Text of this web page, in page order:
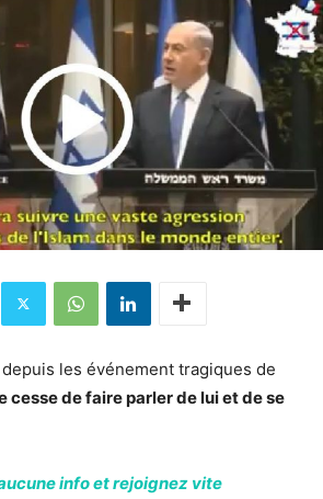
depuis les événement tragiques de
cesse de faire parler de lui et de se
info et rejoignez vite